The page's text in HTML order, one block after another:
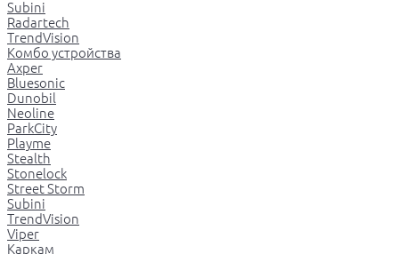
Subini
Radartech
TrendVision
Комбо устройства
Axper
Bluesonic
Dunobil
Neoline
ParkCity
Playme
Stealth
Stonelock
Street Storm
Subini
TrendVision
Viper
Каркам